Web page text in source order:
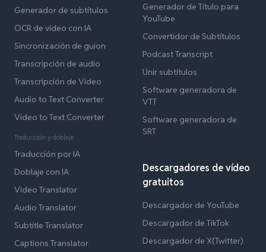
Generador de subtítulos
OCR de vídeo con IA
Sincronización de guion
Transcripción de audio
Transcripción de Video
Audio to Text Converter
Video to Text Converter
Traducción y doblaje
Traducción por IA
Doblaje con IA
Video Translator
Audio Translator
Subtitle Translator
Captions Translator
Generador de Título para
YouTube
Convertidor de Subtítulos
Podcast Transcript
Unir subtítulos
Software generadora de
VTT
Software generadora de
SRT
Descargadores de vídeo
gratuitos
Descargador de YouTube
Descargador de TikTok
Descargador de X(Twitter)